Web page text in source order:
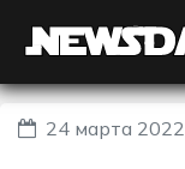
24 марта